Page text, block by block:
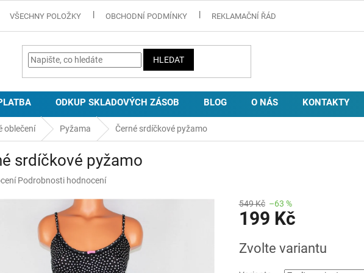
VŠECHNY POLOŽKY OBCHODNÍ PODMÍNKY REKLAMAČNÍ ŘÁD
HLEDAT
ODKUP SKLADOVÝCH ZÁSOB BLOG O NÁS KONTAKTY
oblečení Pyžama Černé srdíčkové pyžamo
srdíčkové pyžamo
Podrobnosti hodnocení
549 Kč –63 %
199 Kč
cena:
Zvolte variantu